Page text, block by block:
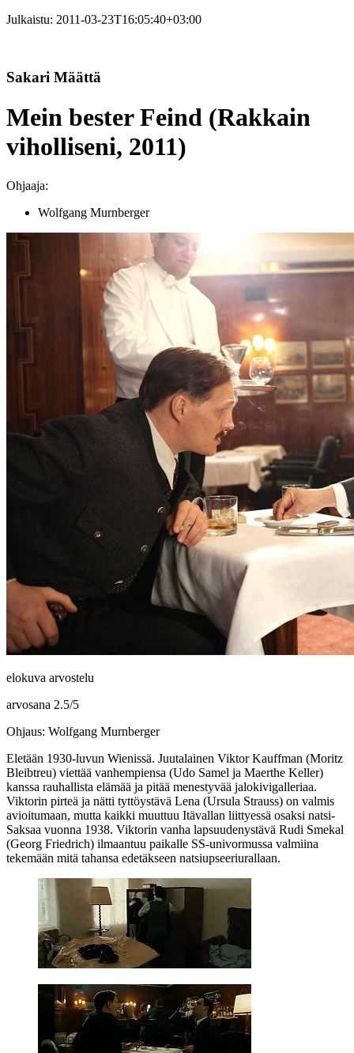
Julkaistu: 2011-03-23T16:05:40+03:00
Sakari Määttä
Mein bester Feind (Rakkain
viholliseni, 2011)
Ohjaaja:
Wolfgang Murnberger
elokuva arvostelu
arvosana 2.5/5
Ohjaus: Wolfgang Murnberger
Eletään 1930‑luvun Wienissä. Juutalainen Viktor Kauffman (Moritz
Bleibtreu) viettää vanhempiensa (Udo Samel ja Maerthe Keller)
kanssa rauhallista elämää ja pitää menestyvää jalokivigalleriaa.
Viktorin pirteä ja nätti tyttöystävä Lena (Ursula Strauss) on valmis
avioitumaan, mutta kaikki muuttuu Itävallan liittyessä osaksi natsi-
Saksaa vuonna 1938. Viktorin vanha lapsuudenystävä Rudi Smekal
(Georg Friedrich) ilmaantuu paikalle SS‑univormussa valmiina
tekemään mitä tahansa edetäkseen natsiupseeriurallaan.